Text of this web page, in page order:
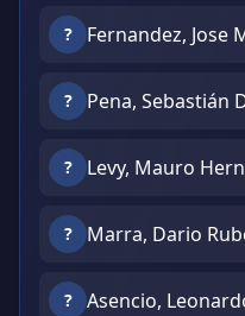
? Fernandez, Jose
? Pena, Sebastián
? Levy, Mauro
? Marra, Dario
? Asencio,